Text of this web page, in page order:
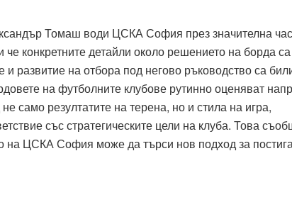
Томаш води ЦСКА София през значителна
конкретните детайли около решението на борда са
развитие на отбора под негово ръководство са
на футболните клубове рутинно оценяват
само резултатите на терена, но и стила на игра,
със стратегическите цели на клуба. Това
на ЦСКА София може да търси нов подход за